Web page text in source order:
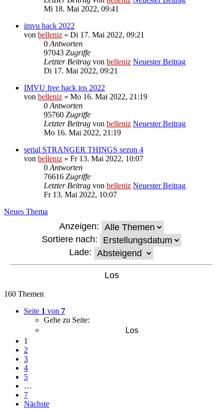
Mi 18. Mai 2022, 09:41
imvu hack 2022
von belleniz » Di 17. Mai 2022, 09:21
0 Antworten
97043 Zugriffe
Letzter Beitrag von belleniz Neuester Beitrag
Di 17. Mai 2022, 09:21
IMVU free hack ios 2022
von belleniz » Mo 16. Mai 2022, 21:19
0 Antworten
95760 Zugriffe
Letzter Beitrag von belleniz Neuester Beitrag
Mo 16. Mai 2022, 21:19
serial STRANGER THINGS sezon 4
von belleniz » Fr 13. Mai 2022, 10:07
0 Antworten
76616 Zugriffe
Letzter Beitrag von belleniz Neuester Beitrag
Fr 13. Mai 2022, 10:07
Neues Thema
Anzeigen:
Sortiere nach:
Lade:
160 Themen
Seite 1 von 7
Gehe zu Seite:
1
2
3
4
5
…
7
Nächste